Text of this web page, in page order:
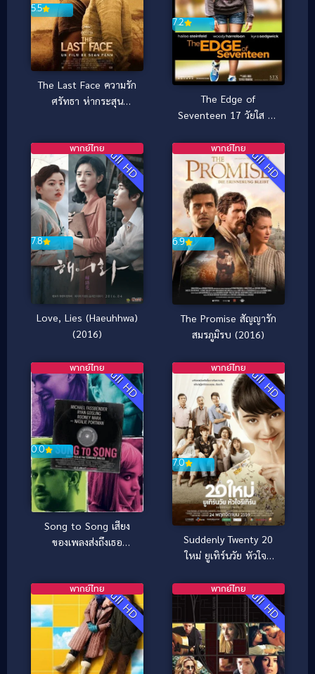
5.5
The Last Face ความรัก
ศรัทธา ห่ากระสุน
7.2
The Edge of
Seventeen 17 วัยใส วัน
Full HD
7.8
พากย์ไทย
Love, Lies (Haeuhhwa)
(2016)
Full HD
6.9
พากย์ไทย
The Promise สัญญารัก
สมรภูมิรบ (2016)
Full HD
0.0
พากย์ไทย
Song to Song เสียง
ของเพลงส่งถึงเธอ
Full HD
7.0
พากย์ไทย
Suddenly Twenty 20
ใหม่ ยูเทิร์นวัย หัวใจรี
Full HD
พากย์ไทย Full HD
พากย์ไทย